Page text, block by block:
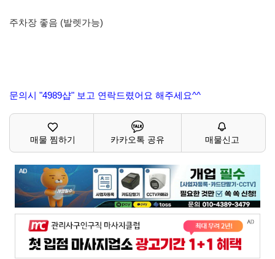
주차장 좋음 (발렛가능)
문의시 "4989샵" 보고 연락드렸어요 해주세요^^
매물 찜하기 카카오톡 공유 매물신고